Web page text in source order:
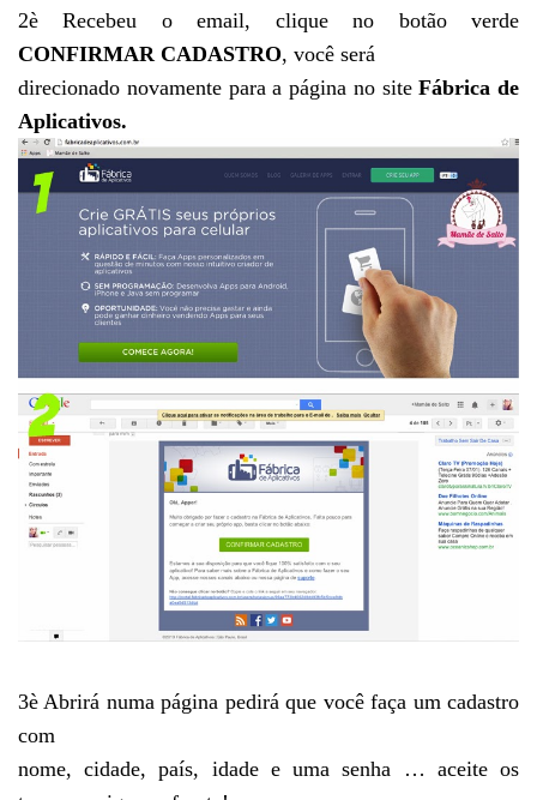
2è Recebeu o email, clique no botão verde
CONFIRMAR CADASTRO, você será
direcionado novamente para a página no siteFábrica de
Aplicativos.
3è Abrirá numa página pedirá que você faça um cadastro
com
nome, cidade, país, idade e uma senha … aceite os